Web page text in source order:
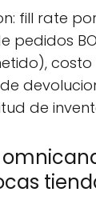
fill rate
pedidos
costo
de